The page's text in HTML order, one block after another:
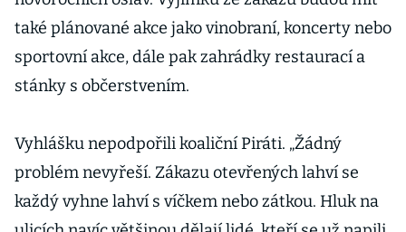
také plánované akce jako vinobraní, koncerty nebo
sportovní akce, dále pak zahrádky restaurací a
stánky s občerstvením.
Vyhlášku nepodpořili koaliční Piráti. „Žádný
problém nevyřeší. Zákazu otevřených lahví se
každý vyhne lahví s víčkem nebo zátkou. Hluk na